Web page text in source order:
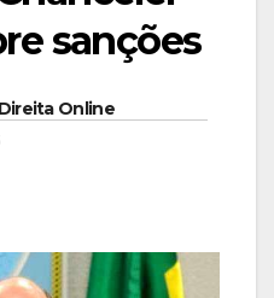
sanções
Online